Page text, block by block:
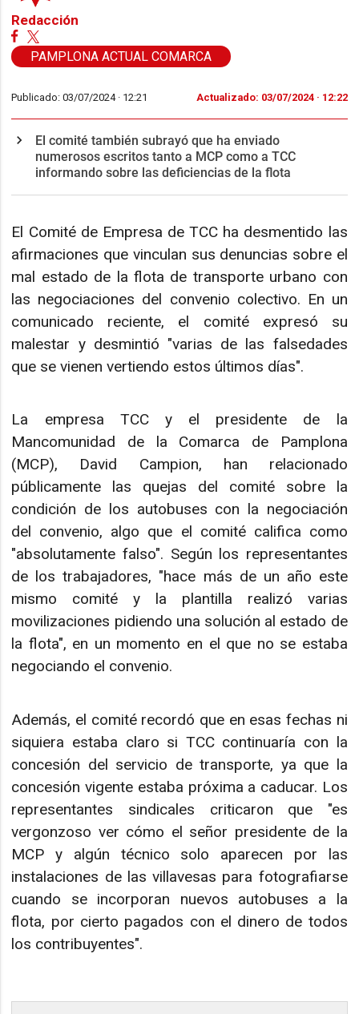
Redacción
PAMPLONA ACTUAL COMARCA
Publicado: 03/07/2024 · 12:21 Actualizado: 03/07/2024 · 12:22
El comité también subrayó que ha enviado
numerosos escritos tanto a MCP como a TCC
informando sobre las deficiencias de la flota
El Comité de Empresa de TCC ha desmentido las
afirmaciones que vinculan sus denuncias sobre el
mal estado de la flota de transporte urbano con
las negociaciones del convenio colectivo. En un
comunicado reciente, el comité expresó su
malestar y desmintió "varias de las falsedades
que se vienen vertiendo estos últimos días".
La empresa TCC y el presidente de la
Mancomunidad de la Comarca de Pamplona
(MCP), David Campion, han relacionado
públicamente las quejas del comité sobre la
condición de los autobuses con la negociación
del convenio, algo que el comité califica como
"absolutamente falso". Según los representantes
de los trabajadores, "hace más de un año este
mismo comité y la plantilla realizó varias
movilizaciones pidiendo una solución al estado de
la flota", en un momento en el que no se estaba
negociando el convenio.
Además, el comité recordó que en esas fechas ni
siquiera estaba claro si TCC continuaría con la
concesión del servicio de transporte, ya que la
concesión vigente estaba próxima a caducar. Los
representantes sindicales criticaron que "es
vergonzoso ver cómo el señor presidente de la
MCP y algún técnico solo aparecen por las
instalaciones de las villavesas para fotografiarse
cuando se incorporan nuevos autobuses a la
flota, por cierto pagados con el dinero de todos
los contribuyentes".